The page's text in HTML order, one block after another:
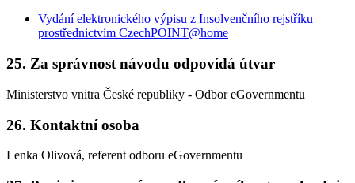
Vydání elektronického výpisu z Insolvenčního rejstříku
prostřednictvím CzechPOINT@home
25. Za správnost návodu odpovídá útvar
Ministerstvo vnitra České republiky - Odbor eGovernmentu
26. Kontaktní osoba
Lenka Olivová, referent odboru eGovernmentu